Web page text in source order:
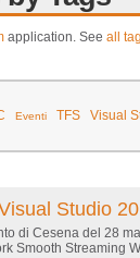
application. See all
Eventi TFS Visual
Studio
di Cesena del 28
Smooth Streaming